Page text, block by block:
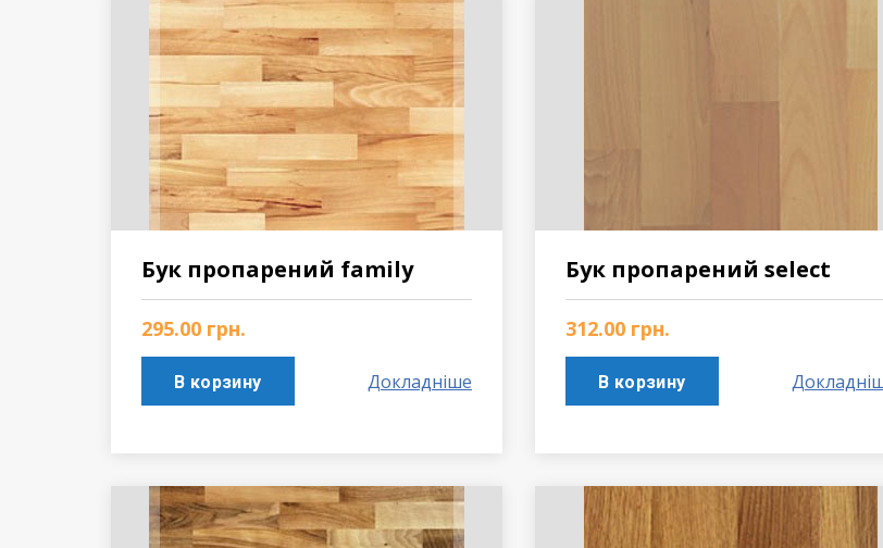
Бук пропарений family
295.00 грн.
В корзину Докладніше
Бук пропарений select
312.00 грн.
В корзину